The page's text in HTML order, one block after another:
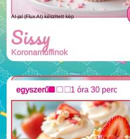
AI-jal (Flux AI) készített kép
Sissy
Koronamuffinok
egyszerű 1 óra 30 perc